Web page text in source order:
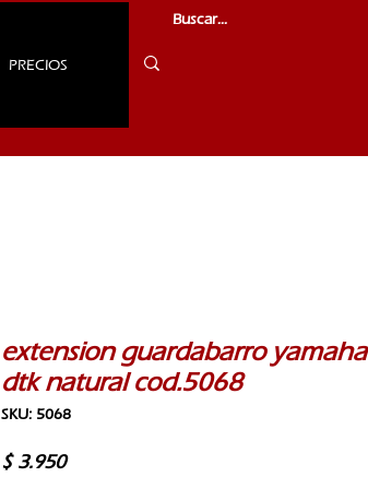
PRECIOS
extension guardabarro yamaha
dtk natural cod.5068
SKU: 5068
$ 3.950Precio